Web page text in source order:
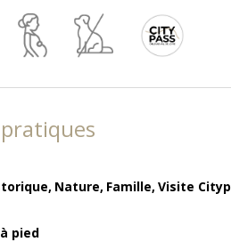
Nature Famille Visite
pied